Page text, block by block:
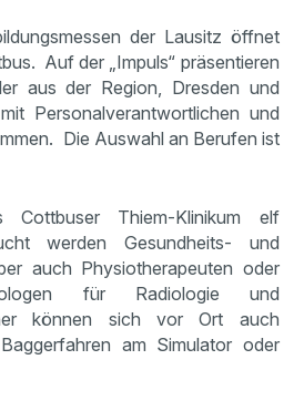
der Lausitz öffnet
Auf der „Impuls“ präsentieren
aus der Region, Dresden und
Personalverantwortlichen und
Die Auswahl an Berufen ist
Thiem-Klinikum elf
werden Gesundheits- und
auch Physiotherapeuten oder
für Radiologie und
können sich vor Ort auch
am Simulator oder